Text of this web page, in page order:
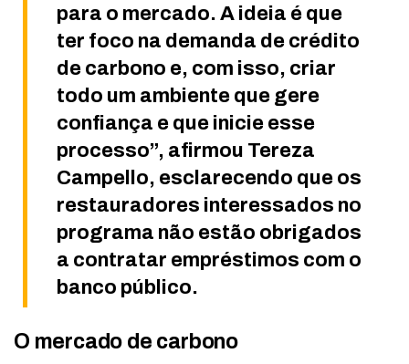
para o mercado. A ideia é que
ter foco na demanda de crédito
de carbono e, com isso, criar
todo um ambiente que gere
confiança e que inicie esse
processo”, afirmou Tereza
Campello, esclarecendo que os
restauradores interessados no
programa não estão obrigados
a contratar empréstimos com o
banco público.
O mercado de carbono